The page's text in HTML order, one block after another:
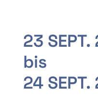
23 SEPT.
bis
24 SEPT.